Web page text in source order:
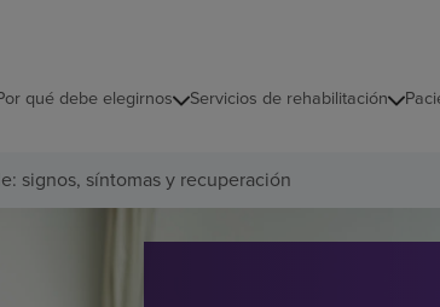
qué debe elegirnos Servicios de rehabilitación
signos, síntomas y recuperación